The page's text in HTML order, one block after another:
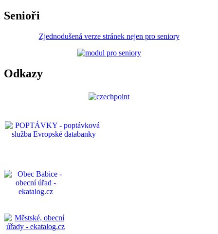
Senioři
Zjednodušená verze stránek nejen pro seniory
Odkazy